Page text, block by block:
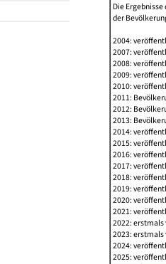
Die
der
2004:
2007:
2008:
2009:
2010:
2011:
2012:
2013:
2014:
2015:
2016:
2017:
2018:
2019:
2020:
2021:
2022:
2023:
2024:
2025: